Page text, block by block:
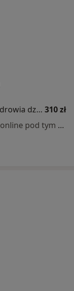
Konsultacja pediatryczna (bilans zdrowia dziecka) 310 zł
Specjalista nie oferuje umawiania online pod tym adresem.